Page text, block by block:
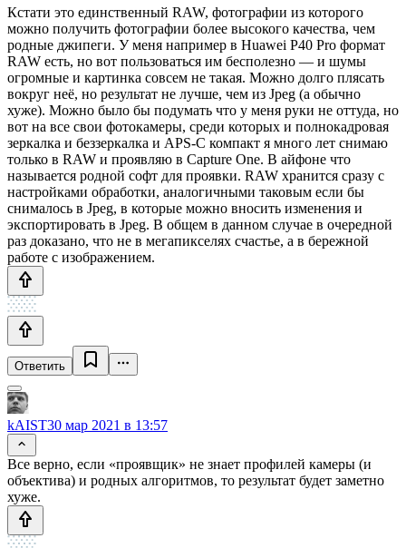
Кстати это единственный RAW, фотографии из которого
можно получить фотографии более высокого качества, чем
родные джипеги. У меня например в Huawei P40 Pro формат
RAW есть, но вот пользоваться им бесполезно — и шумы
огромные и картинка совсем не такая. Можно долго плясать
вокруг неё, но результат не лучше, чем из Jpeg (а обычно
хуже). Можно было бы подумать что у меня руки не оттуда, но
вот на все свои фотокамеры, среди которых и полнокадровая
зеркалка и беззеркалка и APS-C компакт я много лет снимаю
только в RAW и проявляю в Capture One. В айфоне что
называется родной софт для проявки. RAW хранится сразу с
настройками обработки, аналогичными таковым если бы
снималось в Jpeg, в которые можно вносить изменения и
экспортировать в Jpeg. В общем в данном случае в очередной
раз доказано, что не в мегапикселях счастье, а в бережной
работе с изображением.
Ответить
kAIST30 мар 2021 в 13:57
Все верно, если «проявщик» не знает профилей камеры (и
объектива) и родных алгоритмов, то результат будет заметно
хуже.